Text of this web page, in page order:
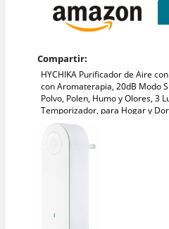
Compartir:
HYCHIKA Purificador de Aire
con Aromaterapia, 20dB Modo
Polvo, Polen, Humo y Olores, 3
Temporizador, para Hogar y